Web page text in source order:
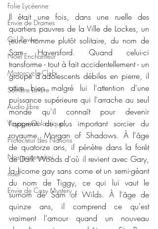
Folie Lycéenne
Envie de Drames
Girl Power
Noël Enchanteur
Motorcycle Club
Sombre Luxure
Audio libre
Voyage Galactique
Protecteur des Nations
Nos partenaires
noêl
Envie de Cosy Mystery
Il était une fois, dans une ruelle des
quartiers pauvres de la Ville de Lockes, un
jeune homme plutôt solitaire, du nom de
Sam Haversford. Quand celui-ci
transforme - tout à fait accidentellement - un
groupe d'adolescents débiles en pierre, il
attire bien malgré lui l'attention d'une
puissance supérieure qui l'arrache au seul
monde qu'il connaît pour devenir
l'apprenti du plus important sorcier du
royaume, Morgan of Shadows. À l'âge
de quatorze ans, il pénètre dans la forêt
de Dark Woods d'où il revient avec Gary,
la licorne gay sans corne et un semi-géant
du nom de Tiggy, ce qui lui vaut le
surnom de Sam of Wilds. À l'âge de
quinze ans, il comprend ce qu'est
vraiment l'amour quand un nouveau